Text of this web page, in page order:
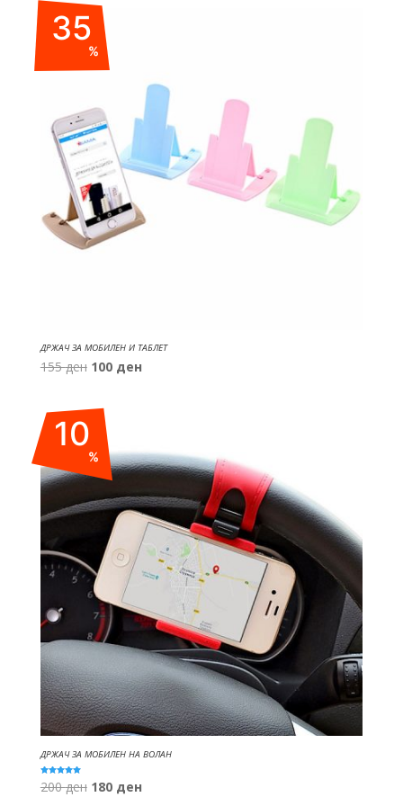
450 ден.
35
%
ДРЖАЧ ЗА МОБИЛЕН И ТАБЛЕТ
155ден Original
was:
155 ден.
100 денCurrent
10
%
ДРЖАЧ ЗА МОБИЛЕН НА ВОЛАН
5.00
200ден Original
180 денCurrent